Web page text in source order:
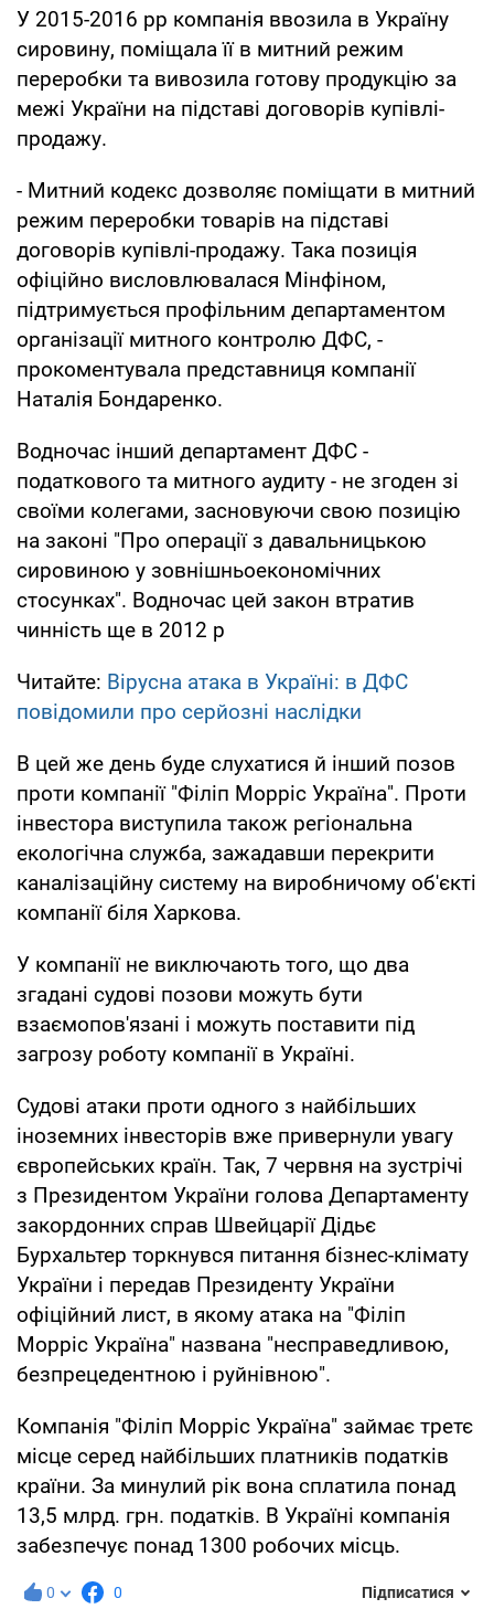
У 2015-2016 рр компанія ввозила в Україну
сировину, поміщала її в митний режим
переробки та вивозила готову продукцію за
межі України на підставі договорів купівлі-
продажу.
- Митний кодекс дозволяє поміщати в митний
режим переробки товарів на підставі
договорів купівлі-продажу. Така позиція
офіційно висловлювалася Мінфіном,
підтримується профільним департаментом
організації митного контролю ДФС, -
прокоментувала представниця компанії
Наталія Бондаренко.
Водночас інший департамент ДФС -
податкового та митного аудиту - не згоден зі
своїми колегами, засновуючи свою позицію
на законі "Про операції з давальницькою
сировиною у зовнішньоекономічних
стосунках". Водночас цей закон втратив
чинність ще в 2012 р
Читайте: Вірусна атака в Україні: в ДФС
повідомили про серйозні наслідки
В цей же день буде слухатися й інший позов
проти компанії "Філіп Морріс Україна". Проти
інвестора виступила також регіональна
екологічна служба, зажадавши перекрити
каналізаційну систему на виробничому об'єкті
компанії біля Харкова.
У компанії не виключають того, що два
згадані судові позови можуть бути
взаємопов'язані і можуть поставити під
загрозу роботу компанії в Україні.
Судові атаки проти одного з найбільших
іноземних інвесторів вже привернули увагу
європейських країн. Так, 7 червня на зустрічі
з Президентом України голова Департаменту
закордонних справ Швейцарії Дідьє
Бурхальтер торкнувся питання бізнес-клімату
України і передав Президенту України
офіційний лист, в якому атака на "Філіп
Морріс Україна" названа "несправедливою,
безпрецедентною і руйнівною".
Компанія "Філіп Морріс Україна" займає третє
місце серед найбільших платників податків
країни. За минулий рік вона сплатила понад
13,5 млрд. грн. податків. В Україні компанія
забезпечує понад 1300 робочих місць.
0 0 Підписатися